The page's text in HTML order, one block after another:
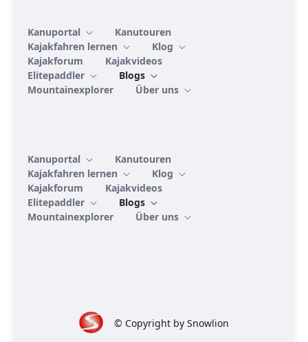
Kanuportal
Kanutouren
Kajakfahren lernen
Klog
Kajakforum
Kajakvideos
Elitepaddler
Blogs
Mountainexplorer
Über uns
Kanuportal
Kanutouren
Kajakfahren lernen
Klog
Kajakforum
Kajakvideos
Elitepaddler
Blogs
Mountainexplorer
Über uns
© Copyright by Snowlion